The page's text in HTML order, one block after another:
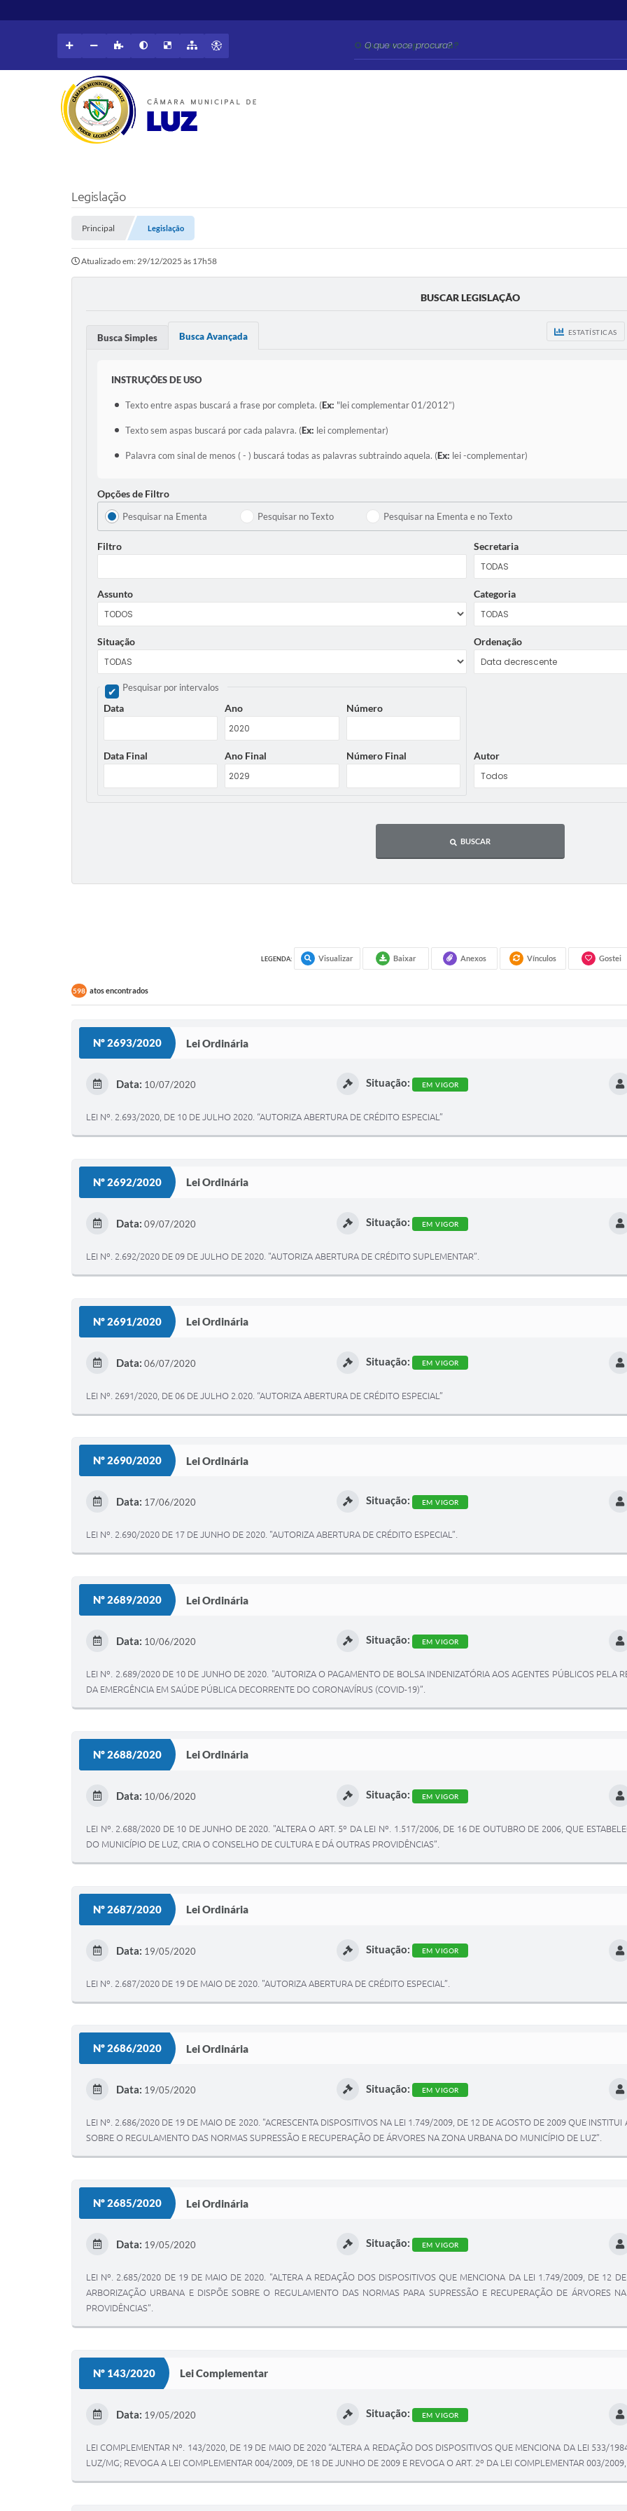
O que voce procura?
Legislação
Principal Legislação
Atualizado em: 29/12/2025 às 17h58
BUSCAR LEGISLAÇÃO
ESTATÍSTICAS
Busca Simples Busca Avançada
INSTRUÇÕES DE USO
Texto entre aspas buscará a frase por completa. (Ex: "lei complementar 01/2012”)
Texto sem aspas buscará por cada palavra. (Ex: lei complementar)
Palavra com sinal de menos ( - ) buscará todas as palavras subtraindo aquela. (Ex: lei -complementar)
Opções de Filtro
Pesquisar na Ementa Pesquisar no Texto Pesquisar na Ementa e no Texto
Filtro Secretaria
Assunto Categoria
Situação Ordenação
Pesquisar por intervalos
Data Ano Número
Data Final Ano Final Número Final Autor
BUSCAR
LEGENDA: Visualizar Baixar Anexos Vínculos Gostei
598 atos encontrados
Nº 2693/2020 Lei Ordinária
Data: 10/07/2020 Situação: EM VIGOR
LEI Nº. 2.693/2020, DE 10 DE JULHO 2020. “AUTORIZA ABERTURA DE CRÉDITO ESPECIAL”
Nº 2692/2020 Lei Ordinária
Data: 09/07/2020 Situação: EM VIGOR
LEI Nº. 2.692/2020 DE 09 DE JULHO DE 2020. "AUTORIZA ABERTURA DE CRÉDITO SUPLEMENTAR”.
Nº 2691/2020 Lei Ordinária
Data: 06/07/2020 Situação: EM VIGOR
LEI Nº. 2691/2020, DE 06 DE JULHO 2.020. “AUTORIZA ABERTURA DE CRÉDITO ESPECIAL”
Nº 2690/2020 Lei Ordinária
Data: 17/06/2020 Situação: EM VIGOR
LEI Nº. 2.690/2020 DE 17 DE JUNHO DE 2020. "AUTORIZA ABERTURA DE CRÉDITO ESPECIAL”.
Nº 2689/2020 Lei Ordinária
Data: 10/06/2020 Situação: EM VIGOR
LEI Nº. 2.689/2020 DE 10 DE JUNHO DE 2020. "AUTORIZA O PAGAMENTO DE BOLSA INDENIZATÓRIA AOS AGENTES PÚBLICOS PELA
DA EMERGÊNCIA EM SAÚDE PÚBLICA DECORRENTE DO CORONAVÍRUS (COVID-19)”.
Nº 2688/2020 Lei Ordinária
Data: 10/06/2020 Situação: EM VIGOR
LEI Nº. 2.688/2020 DE 10 DE JUNHO DE 2020. "ALTERA O ART. 5º DA LEI Nº. 1.517/2006, DE 16 DE OUTUBRO DE 2006, QUE
DO MUNICÍPIO DE LUZ, CRIA O CONSELHO DE CULTURA E DÁ OUTRAS PROVIDÊNCIAS”.
Nº 2687/2020 Lei Ordinária
Data: 19/05/2020 Situação: EM VIGOR
LEI Nº. 2.687/2020 DE 19 DE MAIO DE 2020. "AUTORIZA ABERTURA DE CRÉDITO ESPECIAL”.
Nº 2686/2020 Lei Ordinária
Data: 19/05/2020 Situação: EM VIGOR
LEI Nº. 2.686/2020 DE 19 DE MAIO DE 2020. "ACRESCENTA DISPOSITIVOS NA LEI 1.749/2009, DE 12 DE AGOSTO DE 2009 QUE INSTITUI
SOBRE O REGULAMENTO DAS NORMAS SUPRESSÃO E RECUPERAÇÃO DE ÁRVORES NA ZONA URBANA DO MUNICÍPIO DE LUZ”.
Nº 2685/2020 Lei Ordinária
Data: 19/05/2020 Situação: EM VIGOR
LEI Nº. 2.685/2020 DE 19 DE MAIO DE 2020. "ALTERA A REDAÇÃO DOS DISPOSITIVOS QUE MENCIONA DA LEI 1.749/2009, DE 12
ARBORIZAÇÃO URBANA E DISPÕE SOBRE O REGULAMENTO DAS NORMAS PARA SUPRESSÃO E RECUPERAÇÃO DE ÁRVORES
PROVIDÊNCIAS”.
Nº 143/2020 Lei Complementar
Data: 19/05/2020 Situação: EM VIGOR
LEI COMPLEMENTAR Nº. 143/2020, DE 19 DE MAIO DE 2020 “ALTERA A REDAÇÃO DOS DISPOSITIVOS QUE MENCIONA DA LEI 533/
LUZ/MG; REVOGA A LEI COMPLEMENTAR 004/2009, DE 18 DE JUNHO DE 2009 E REVOGA O ART. 2º DA LEI COMPLEMENTAR 003/